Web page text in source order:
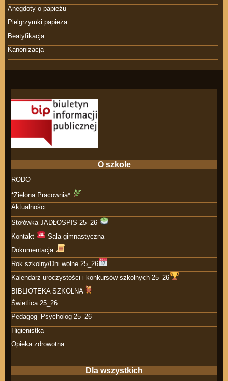
Anegdoty o papieżu
Pielgrzymki papieża
Beatyfikacja
Kanonizacja
O szkole
RODO
*Zielona Pracownia*
Aktualności
Stołówka JADŁOSPIS 25_26
Kontakt
Sala gimnastyczna
Dokumentacja
Rok szkolny/Dni wolne 25_26
Kalendarz uroczystości i konkursów szkolnych 25_26
BIBLIOTEKA SZKOLNA
Świetlica 25_26
Pedagog_Psycholog 25_26
Higienistka
Opieka zdrowotna.
Dla wszystkich